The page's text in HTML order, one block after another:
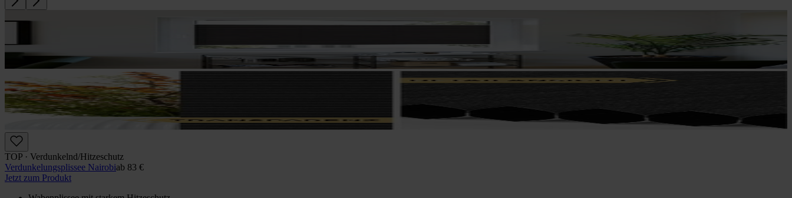
TOP · Verdunkelnd/Hitzeschutz
Verdunkelungs­plissee Nairobiab 83 €
Jetzt zum Produkt